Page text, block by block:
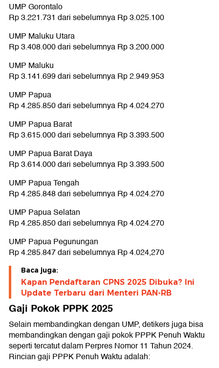
UMP Gorontalo
Rp 3.221.731 dari sebelumnya Rp 3.025.100
UMP Maluku Utara
Rp 3.408.000 dari sebelumnya Rp 3.200.000
UMP Maluku
Rp 3.141.699 dari sebelumnya Rp 2.949.953
UMP Papua
Rp 4.285.850 dari sebelumnya Rp 4.024.270
UMP Papua Barat
Rp 3.615.000 dari sebelumnya Rp 3.393.500
UMP Papua Barat Daya
Rp 3.614.000 dari sebelumnya Rp 3.393.500
UMP Papua Tengah
Rp 4.285.848 dari sebelumnya Rp 4.024.270
UMP Papua Selatan
Rp 4.285.850 dari sebelumnya Rp 4.024.270
UMP Papua Pegunungan
Rp 4.285.847 dari sebelumnya Rp 4.024,270
Baca juga:
Kapan Pendaftaran CPNS 2025 Dibuka? Ini
Update Terbaru dari Menteri PAN-RB
Gaji Pokok PPPK 2025
Selain membandingkan dengan UMP, detikers juga bisa
membandingkan dengan gaji pokok PPPK Penuh Waktu
seperti tercatut dalam Perpres Nomor 11 Tahun 2024.
Rincian gaji PPPK Penuh Waktu adalah: